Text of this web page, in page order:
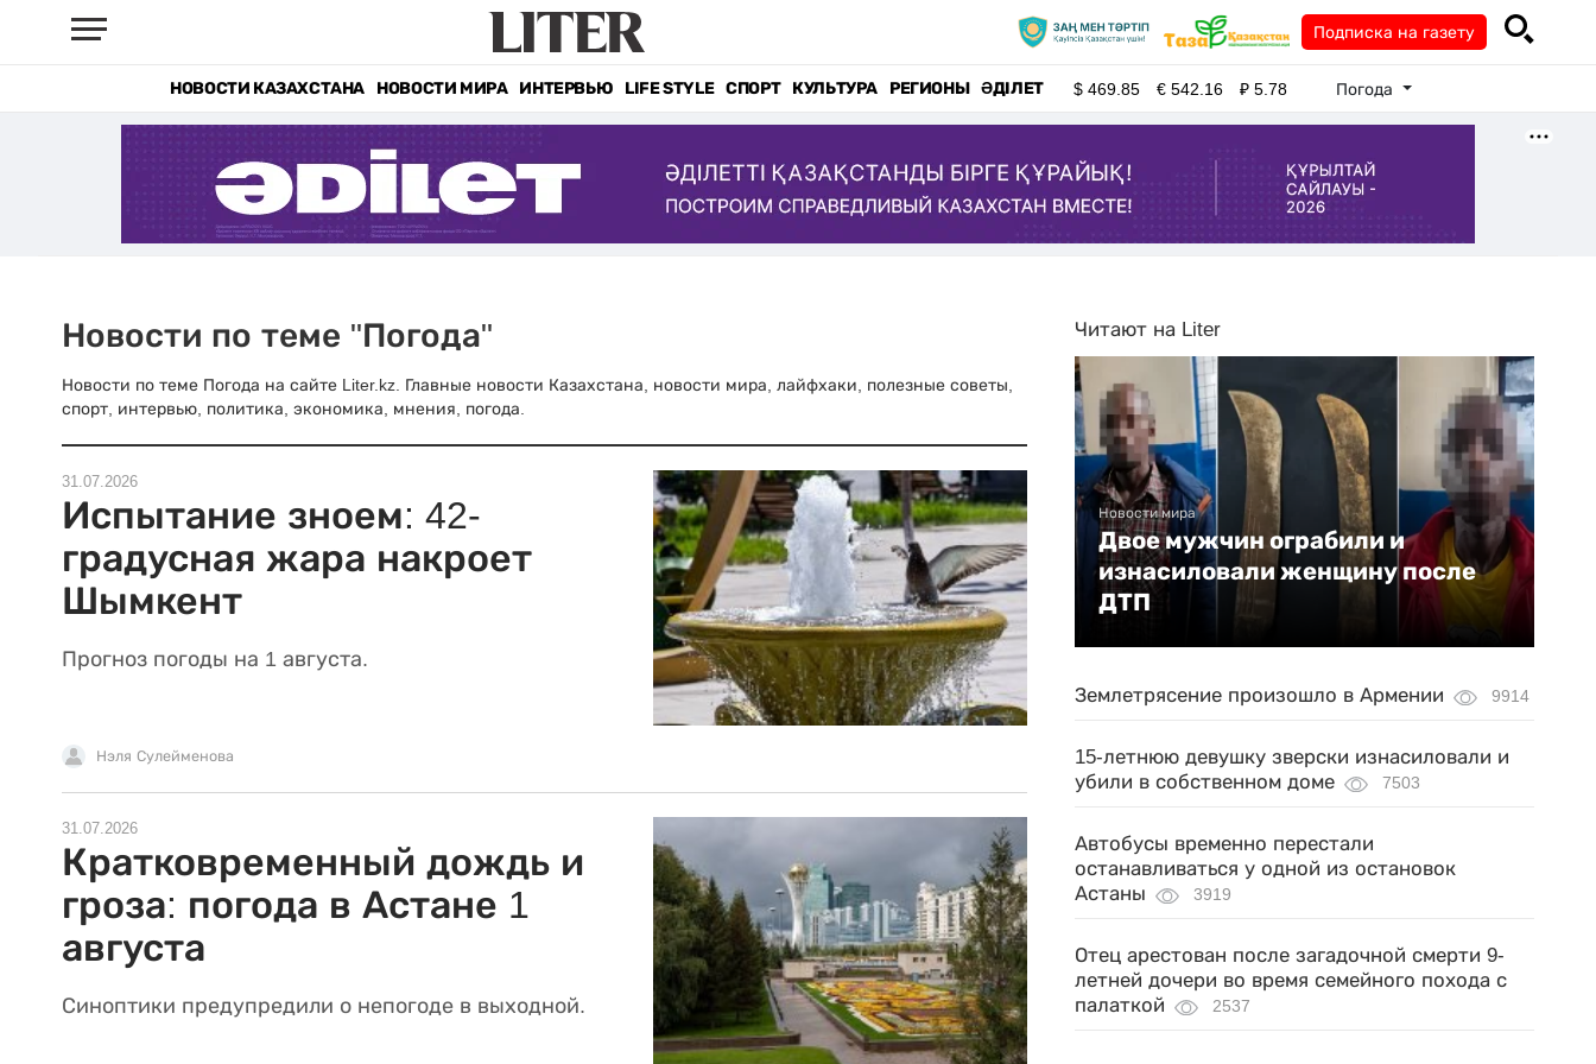
Подписка на газету
НОВОСТИ КАЗАХСТАНА НОВОСТИ МИРА ИНТЕРВЬЮ LIFE STYLE СПОРТ КУЛЬТУРА РЕГИОНЫ ӘДІЛЕТ $469.85 €542.16 ₽5.78 Погода
Новости по теме "Погода"
Новости по теме Погода на сайте Liter.kz. Главные новости Казахстана, новости мира, лайфхаки, полезные советы,
спорт, интервью, политика, экономика, мнения, погода.
31.07.2026
Испытание зноем: 42-
градусная жара накроет
Шымкент
Прогноз погоды на 1 августа.
Нэля Сулейменова
31.07.2026
Кратковременный дождь и
гроза: погода в Астане 1
августа
Синоптики предупредили о непогоде в выходной.
Читают на Liter
Новости мира
Двое мужчин ограбили и
изнасиловали женщину после
ДТП
Землетрясение произошло в Армении 9914
15-летнюю девушку зверски изнасиловали и
убили в собственном доме
7503
Автобусы временно перестали
останавливаться у одной из остановок
Астаны
3919
Отец арестован после загадочной смерти 9-
летней дочери во время семейного похода с
палаткой
2537